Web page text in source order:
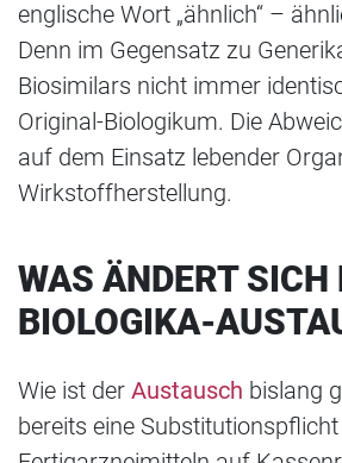
englische Wort „ähnlich“ –
Denn im Gegensatz zu
Biosimilars nicht immer
Original-Biologikum. Die
auf dem Einsatz lebender
Wirkstoffherstellung.
WAS ÄNDERT SICH
BIOLOGIKA-
Wie ist der Austausch bislang
bereits eine Substitutionspflicht